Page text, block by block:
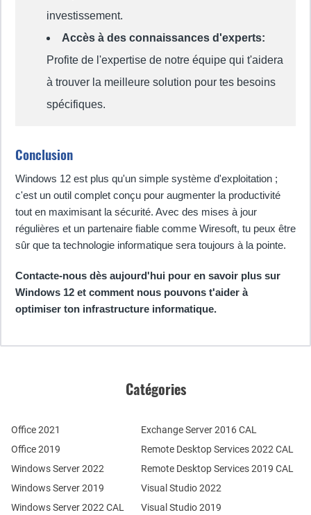
investissement.
Accès à des connaissances d'experts:
Profite de l'expertise de notre équipe qui t'aidera
à trouver la meilleure solution pour tes besoins
spécifiques.
Conclusion
Windows 12 est plus qu'un simple système d'exploitation ;
c'est un outil complet conçu pour augmenter la productivité
tout en maximisant la sécurité. Avec des mises à jour
régulières et un partenaire fiable comme Wiresoft, tu peux être
sûr que ta technologie informatique sera toujours à la pointe.
Contacte-nous dès aujourd'hui pour en savoir plus sur
Windows 12 et comment nous pouvons t'aider à
optimiser ton infrastructure informatique.
Catégories
Office 2021
Office 2019
Windows Server 2022
Windows Server 2019
Windows Server 2022 CAL
Remote Desktop Services 2022 CAL
Remote Desktop Services 2019 CAL
Exchange Server 2016 CAL
Visual Studio 2022
Visual Studio 2019